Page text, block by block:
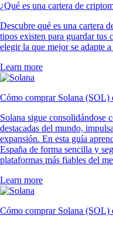
¿Qué es una cartera de
Descubre qué es una cartera
tipos existen para guardar tus
elegir la que mejor se adapte
Learn more
Cómo comprar Solana (SOL)
Solana sigue consolidándose
destacadas del mundo,
expansión. En esta guía
España de forma sencilla y
plataformas más fiables del
Learn more
Cómo comprar Solana (SOL)